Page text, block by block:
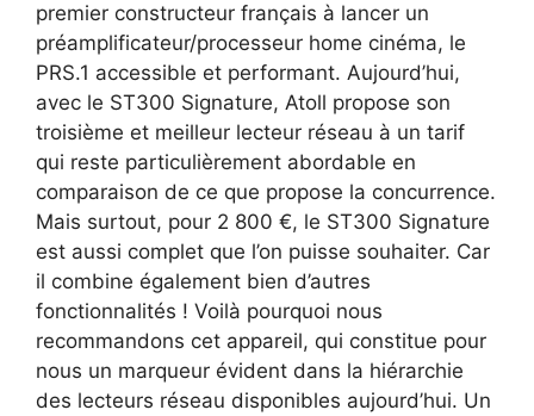
premier constructeur français à lancer un
préamplificateur/processeur home cinéma, le
PRS.1 accessible et performant. Aujourd’hui,
avec le ST300 Signature, Atoll propose son
troisième et meilleur lecteur réseau à un tarif
qui reste particulièrement abordable en
comparaison de ce que propose la concurrence.
Mais surtout, pour 2 800 €, le ST300 Signature
est aussi complet que l’on puisse souhaiter. Car
il combine également bien d’autres
fonctionnalités ! Voilà pourquoi nous
recommandons cet appareil, qui constitue pour
nous un marqueur évident dans la hiérarchie
des lecteurs réseau disponibles aujourd’hui. Un